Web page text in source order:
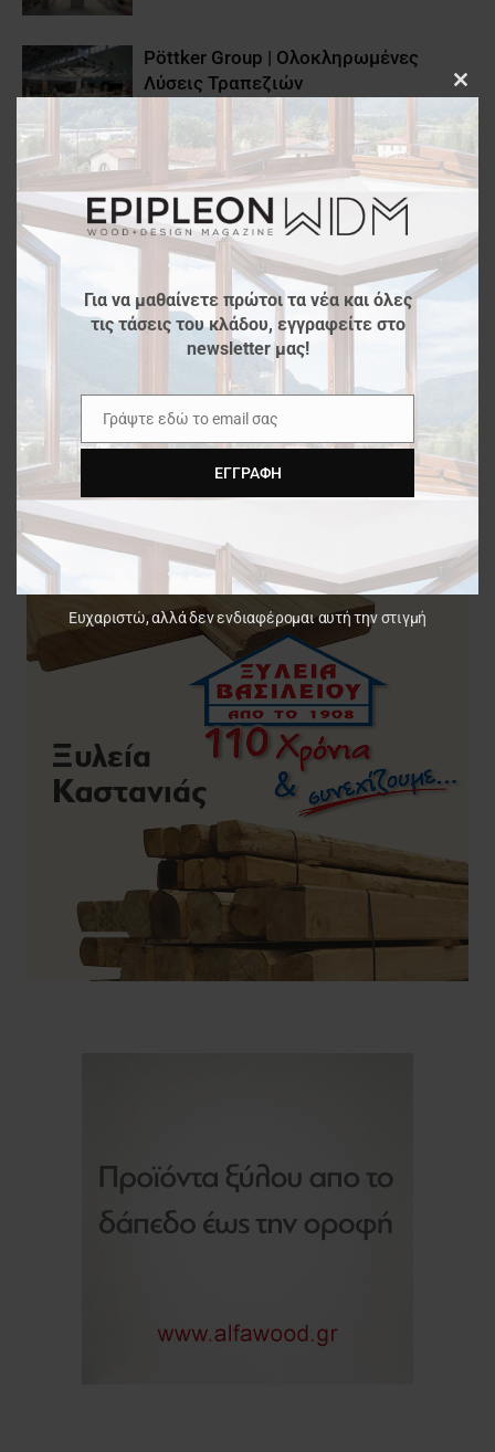
Pöttker Group | Ολοκληρωμένες
Λύσεις Τραπεζιών
BMB BESCHLÄGE: Παρουσιάζοντας
τα ιδανικά ενός σύγχρονου
εργασιακού περιβάλλοντος
ISAC – CNC ROUTER
3 νέες προτάσεις από την Blum
Για να μαθαίνετε πρώτοι τα νέα και όλες
τις τάσεις του κλάδου, εγγραφείτε στο
newsletter μας!
Email
Γράψτε εδώ το email σας
ΕΓΓΡΑΦΉ
Ευχαριστώ, αλλά δεν ενδιαφέρομαι αυτή την στιγμή